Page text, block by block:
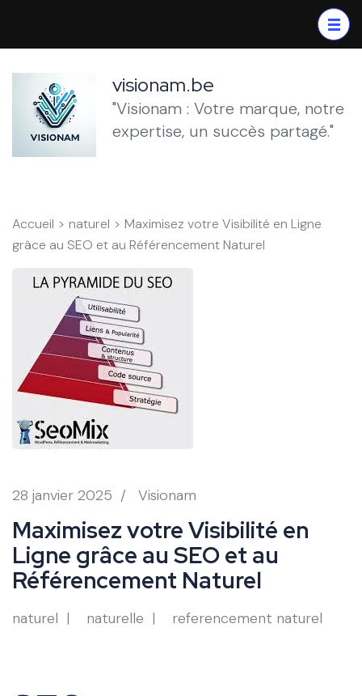
contenu
(Pressez
Entrée)
visionam.be
"Visionam : Votre marque, notre
expertise, un succès partagé."
Accueil > naturel > Maximisez votre Visibilité en Ligne
grâce au SEO et au Référencement Naturel
28 janvier 2025 / Visionam
Maximisez votre Visibilité en
Ligne grâce au SEO et au
Référencement Naturel
naturel naturelle referencement naturel